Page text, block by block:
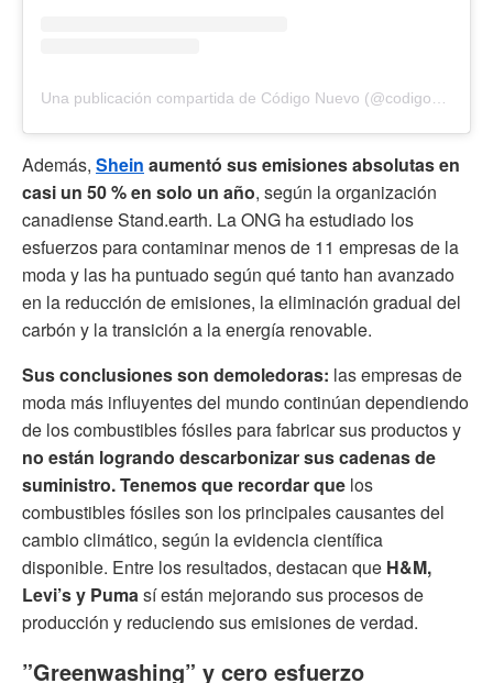
Además, Shein aumentó sus emisiones absolutas en
casi un 50 % en solo un año, según la organización
canadiense Stand.earth. La ONG ha estudiado los
esfuerzos para contaminar menos de 11 empresas de la
moda y las ha puntuado según qué tanto han avanzado
en la reducción de emisiones, la eliminación gradual del
carbón y la transición a la energía renovable.
Sus conclusiones son demoledoras: las empresas de
moda más influyentes del mundo continúan dependiendo
de los combustibles fósiles para fabricar sus productos y
no están logrando descarbonizar sus cadenas de
suministro. Tenemos que recordar que los
combustibles fósiles son los principales causantes del
cambio climático, según la evidencia científica
disponible. Entre los resultados, destacan que H&M,
Levi’s y Pumasí están mejorando sus procesos de
producción y reduciendo sus emisiones de verdad.
”Greenwashing” y cero esfuerzo